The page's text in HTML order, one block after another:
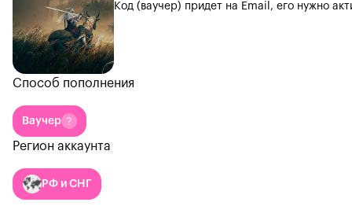
Развлечения
Код (ваучер) придет на Email, его нужно
Способ пополнения
Ваучер
Регион аккаунта
РФ и СНГ